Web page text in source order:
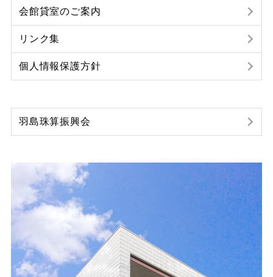
会館貸室のご案内
リンク集
個人情報保護方針
羽島珠算振興会